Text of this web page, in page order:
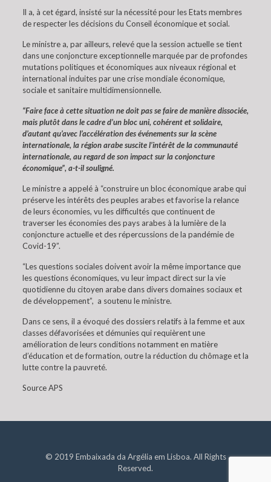
Il a, à cet égard, insisté sur la nécessité pour les Etats membres
de respecter les décisions du Conseil économique et social.
Le ministre a, par ailleurs, relevé que la session actuelle se tient
dans une conjoncture exceptionnelle marquée par de profondes
mutations politiques et économiques aux niveaux régional et
international induites par une crise mondiale économique,
sociale et sanitaire multidimensionnelle.
“Faire face à cette situation ne doit pas se faire de manière dissociée,
mais plutôt dans le cadre d’un bloc uni, cohérent et solidaire,
d’autant qu’avec l’accélération des événements sur la scène
internationale, la région arabe suscite l’intérêt de la communauté
internationale, au regard de son impact sur la conjoncture
économique”, a-t-il souligné.
Le ministre a appelé à “construire un bloc économique arabe qui
préserve les intérêts des peuples arabes et favorise la relance
de leurs économies, vu les difficultés que continuent de
traverser les économies des pays arabes à la lumière de la
conjoncture actuelle et des répercussions de la pandémie de
Covid-19”.
“Les questions sociales doivent avoir la même importance que
les questions économiques, vu leur impact direct sur la vie
quotidienne du citoyen arabe dans divers domaines sociaux et
de développement”, a soutenu le ministre.
Dans ce sens, il a évoqué des dossiers relatifs à la femme et aux
classes défavorisées et démunies qui requièrent une
amélioration de leurs conditions notamment en matière
d’éducation et de formation, outre la réduction du chômage et la
lutte contre la pauvreté.
Source APS
© 2019 Embaixada da Argélia em Lisboa. All Rights
Reserved.